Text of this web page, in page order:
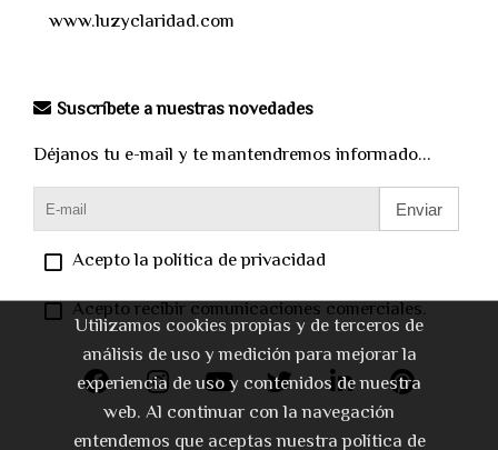
www.luzyclaridad.com
Suscríbete a nuestras novedades
Déjanos tu e-mail y te mantendremos informado...
Enviar
Acepto la política de privacidad
Acepto recibir comunicaciones comerciales.
Utilizamos cookies propias y de terceros de
análisis de uso y medición para mejorar la
experiencia de uso y contenidos de nuestra
web. Al continuar con la navegación
entendemos que aceptas nuestra política de